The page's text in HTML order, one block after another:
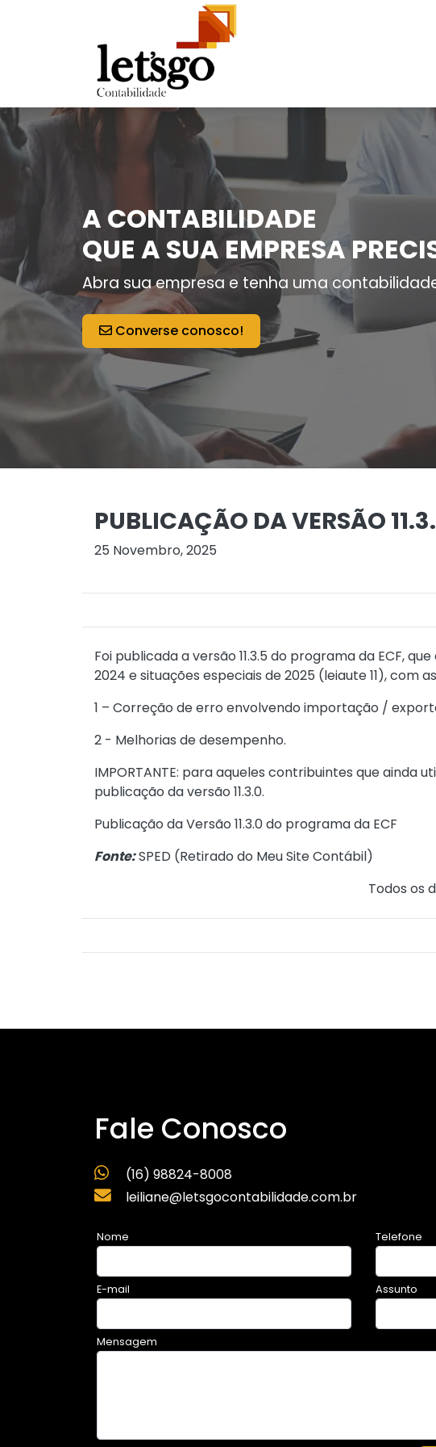
A CONTABILIDADE
QUE A SUA EMPRESA
Abra sua empresa e tenha uma
Converse conosco!
PUBLICAÇÃO DA VERSÃO
25 Novembro, 2025
Foi publicada a versão 11.3.5 do programa da ECF,
2024 e situações especiais de 2025 (leiaute 11), com
1 – Correção de erro envolvendo importação /
2 - Melhorias de desempenho.
IMPORTANTE: para aqueles contribuintes que ainda
publicação da versão 11.3.0.
Publicação da Versão 11.3.0 do programa da ECF
Fonte:SPED (Retirado do Meu Site Contábil)
Todos os
Fale Conosco
(16) 98824-8008
leiliane@letsgocontabilidade.com.br
Nome Telefone
E-mail Assunto
Mensagem